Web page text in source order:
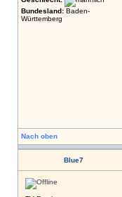
Bundesland: Baden-
Württemberg
Nach oben
Blue7